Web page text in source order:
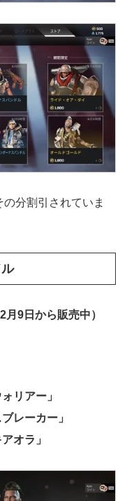
分割引されていま
9日から販売中）
リアー」
レーカー」
オラ」